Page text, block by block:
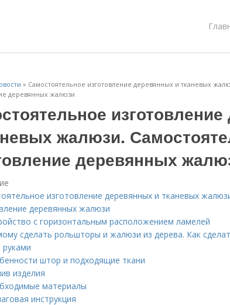
» Самостоятельное изготовление деревянных и тканевых
деревянных жалюзи
жалюзи.
деревянных
изготовление деревянных и тканевых
деревянных жалюзи
с горизонтальным расположением ламелей
сделать рольшторы и жалюзи из дерева. Как
штор и подходящие ткани
изделия
материалы
инструкция